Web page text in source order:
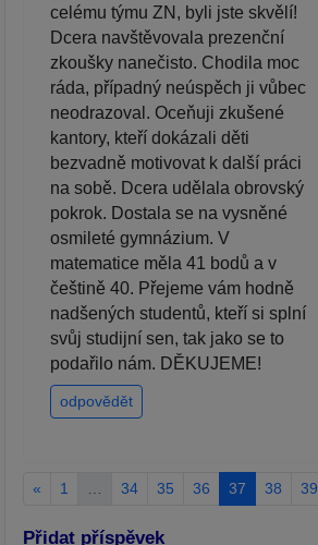
celému týmu ZN, byli jste skvělí!
Dcera navštěvovala prezenční
zkoušky nanečisto. Chodila moc
ráda, případný neúspěch ji vůbec
neodrazoval. Oceňuji zkušené
kantory, kteří dokázali děti
bezvadně motivovat k další práci
na sobě. Dcera udělala obrovský
pokrok. Dostala se na vysněné
osmileté gymnázium. V
matematice měla 41 bodů a v
češtině 40. Přejeme vám hodně
nadšených studentů, kteří si splní
svůj studijní sen, tak jako se to
podařilo nám. DĚKUJEME!
odpovědět
« 1 34 35 36 37 38 39
Přidat příspěvek